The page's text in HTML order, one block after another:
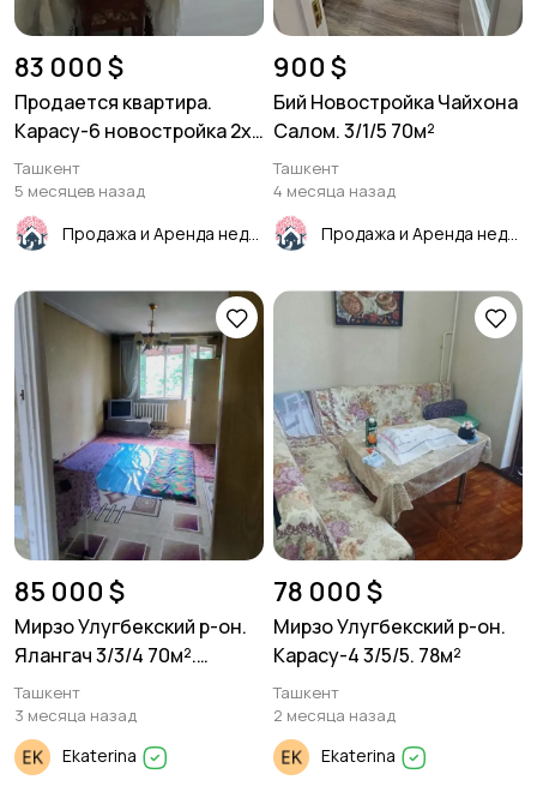
83 000 $
Продается квартира.
Карасу-6 новостройка 2х
комнатная 80м²
Ташкент
5 месяцев назад
900 $
Бий Новостройка Чайхона
Салом. 3/1/5 70м²
Ташкент
4 месяца назад
85 000 $
Мирзо Улугбекский р-он.
Ялангач 3/3/4 70м².
Кирпич.
Ташкент
3 месяца назад
Ekaterina
78 000 $
Мирзо Улугбекский р-он.
Карасу-4 3/5/5. 78м²
Ташкент
2 месяца назад
Ekaterina